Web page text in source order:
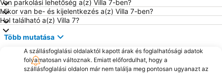
Felsentherme
Hohenwerfen
Sportgastein
Kaiservilla
Mölltaler Gletscher
Grosseck 8er Kabinenbahn
Keltenblitz Dürnberg
Obersalzbergbahn
Radstadt-Altenmarkt
Van parkolási lehetőség a(z) Villa 7-ben?
Mikor van be- és kijelentkezés a(z) Villa 7-ben?
Hol található a(z) Villa 7?
Több mutatása
A szállásfoglalási oldalaktól kapott árak és foglalhatósági adatok
folyamatosan változnak. Emiatt előfordulhat, hogy a
szállásfoglalási oldalon már nem találja meg pontosan ugyanazt az